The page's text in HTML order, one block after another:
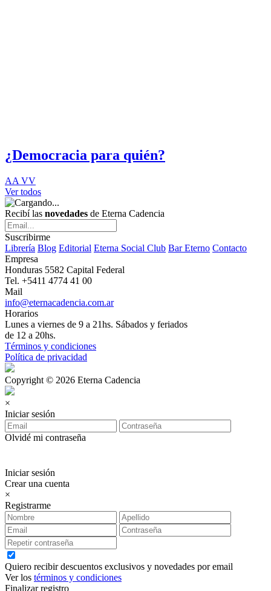
¿Democracia para quién?
AA VV
Ver todos
Recibí las novedades de Eterna Cadencia
Suscribirme
Librería Blog Editorial Eterna Social Club Bar Eterno Contacto
Empresa
Honduras 5582 Capital Federal
Tel. +5411 4774 41 00
Mail
info@eternacadencia.com.ar
Horarios
Lunes a viernes de 9 a 21hs. Sábados y feriados
de 12 a 20hs.
Términos y condiciones
Política de privacidad
Copyright © 2026 Eterna Cadencia
×
Iniciar sesión
Olvidé mi contraseña
Iniciar sesión
Crear una cuenta
×
Registrarme
Quiero recibir descuentos exclusivos y novedades por email
Ver los términos y condiciones
Finalizar registro